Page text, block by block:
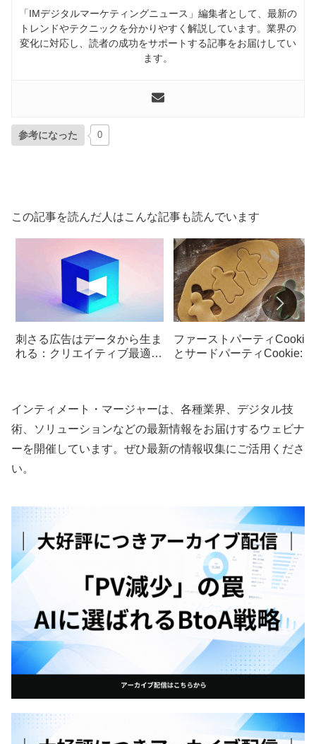
「IMデジタルマーケティングニュース」編集者として、最新の
トレンドやテクニックを分かりやすく解説しています。業界の
変化に対応し、読者の成功をサポートする記事をお届けしてい
ます。
参考になった 0
この記事を読んだ人はこんな記事も読んでいます
刺さる広告はデータから生ま
れる：クリエイティブ最適化
ファーストパーティCookie
とサードパーティCookie: デ
インティメート・マージャーは、各種業界、デジタル技
術、ソリューションなどの最新情報をお届けするウェビナ
ーを開催しています。ぜひ最新の情報収集にご活用くださ
い。